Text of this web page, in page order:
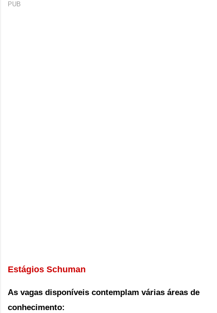
PUB
Estágios Schuman
As vagas disponíveis contemplam várias áreas de
conhecimento: